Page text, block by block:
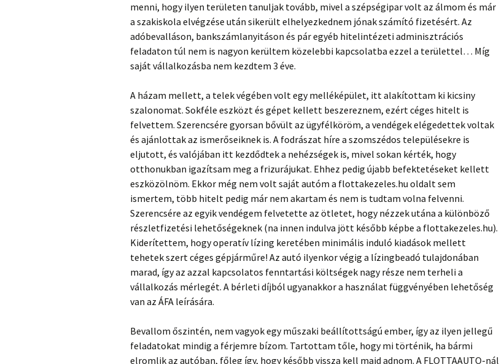
menni, hogy ilyen területen tanuljak tovább, mivel a szépségipar volt az álmom és már
a szakiskola elvégzése után sikerült elhelyezkednem jónak számító fizetésért. Az
adóbevalláson, bankszámlanyitáson és pár egyéb hitelintézeti adminisztrációs
feladaton túl nem is nagyon kerültem közelebbi kapcsolatba ezzel a területtel… Míg
saját vállalkozásba nem kezdtem 3 éve.
A házam mellett, a telek végében volt egy melléképület, itt alakítottam ki kicsiny
szalonomat. Sokféle eszközt és gépet kellett beszereznem, ezért céges hitelt is
felvettem. Szerencsére gyorsan bővült az ügyfélköröm, a vendégek elégedettek voltak
és ajánlottak az ismerőseiknek is. A fodrászat híre a szomszédos településekre is
eljutott, és valójában itt kezdődtek a nehézségek is, mivel sokan kérték, hogy
otthonukban igazítsam meg a frizurájukat. Ehhez pedig újabb befektetéseket kellett
eszközölnöm. Ekkor még nem volt saját autóm a flottakezeles.hu oldalt sem
ismertem, több hitelt pedig már nem akartam és nem is tudtam volna felvenni.
Szerencsére az egyik vendégem felvetette az ötletet, hogy nézzek utána a különböző
részletfizetési lehetőségeknek (na innen indulva jött később képbe a flottakezeles.hu).
Kiderítettem, hogy operatív lízing keretében minimális induló kiadások mellett
tehetek szert céges gépjárműre! Az autó ilyenkor végig a lízingbeadó tulajdonában
marad, így az azzal kapcsolatos fenntartási költségek nagy része nem terheli a
vállalkozás mérlegét. A bérleti díjból ugyanakkor a használat függvényében lehetőség
van az ÁFA leírására.
Bevallom őszintén, nem vagyok egy műszaki beállítottságú ember, így az ilyen jellegű
feladatokat mindig a férjemre bízom. Tartottam tőle, hogy mi történik, ha bármi
elromlik az autóban, főleg így, hogy később vissza kell majd adnom. A FLOTTAAUTO-nál